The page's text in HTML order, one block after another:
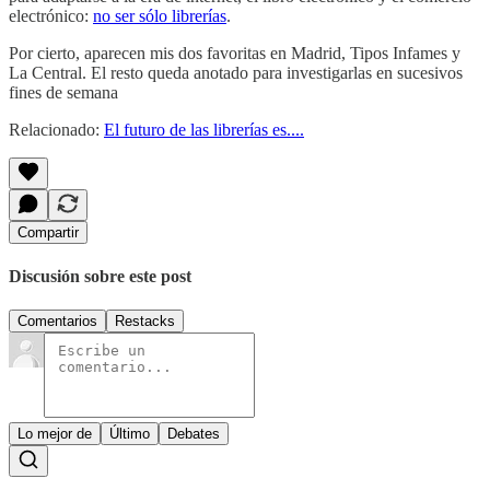
electrónico: no ser sólo librerías.
Por cierto, aparecen mis dos favoritas en Madrid, Tipos Infames y
La Central. El resto queda anotado para investigarlas en sucesivos
fines de semana
Relacionado: El futuro de las librerías es....
Compartir
Discusión sobre este post
Comentarios Restacks
Lo mejor de Último Debates